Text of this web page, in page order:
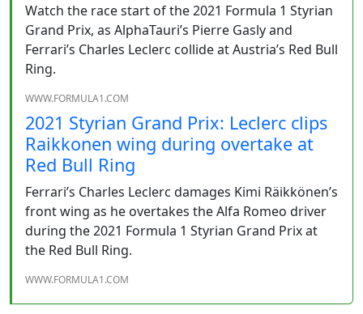
Watch the race start of the 2021 Formula 1 Styrian
Grand Prix, as AlphaTauri’s Pierre Gasly and
Ferrari’s Charles Leclerc collide at Austria’s Red Bull
Ring.
WWW.FORMULA1.COM
2021 Styrian Grand Prix: Leclerc clips
Raikkonen wing during overtake at
Red Bull Ring
Ferrari’s Charles Leclerc damages Kimi Räikkönen’s
front wing as he overtakes the Alfa Romeo driver
during the 2021 Formula 1 Styrian Grand Prix at
the Red Bull Ring.
WWW.FORMULA1.COM